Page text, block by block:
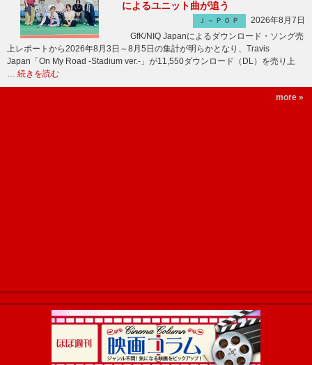
によるユニット曲が追う
Ｊ－ＰＯＰ
2026年8月7日
GfK/NIQ Japanによるダウンロード・ソング売
上レポートから2026年8月3日～8月5日の集計が明らかとなり、Travis
Japan「On My Road -Stadium ver.-」が11,550ダウンロード（DL）を売り上
… 続きを読む
more »